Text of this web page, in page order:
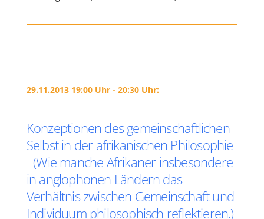
29.11.2013 19:00 Uhr - 20:30 Uhr:
Konzeptionen des gemeinschaftlichen
Selbst in der afrikanischen Philosophie
- (Wie manche Afrikaner insbesondere
in anglophonen Ländern das
Verhältnis zwischen Gemeinschaft und
Individuum philosophisch reflektieren.)